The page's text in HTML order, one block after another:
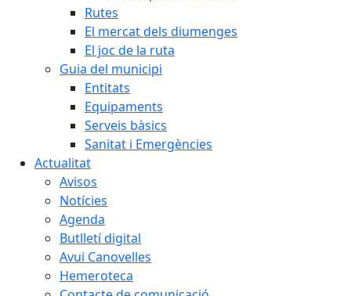
Rutes
El mercat dels diumenges
El joc de la ruta
Guia del municipi
Entitats
Equipaments
Serveis bàsics
Sanitat i Emergències
Actualitat
Avisos
Notícies
Agenda
Butlletí digital
Avui Canovelles
Hemeroteca